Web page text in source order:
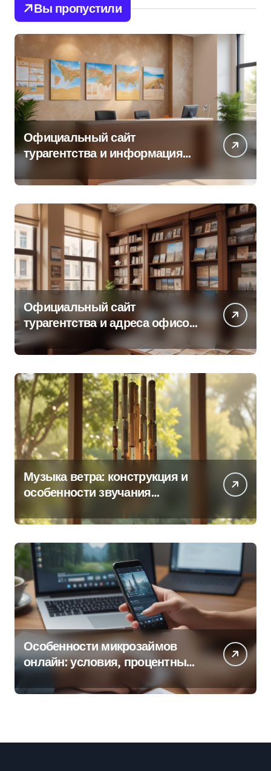
Вы пропустили
Официальный сайт
турагентства и информация
Официальный сайт
турагентства и адреса офисов
продаж по регионам
Музыка ветра: конструкция и
особенности звучания
Особенности микрозаймов
онлайн: условия, процентные
ставки и порядок оформления